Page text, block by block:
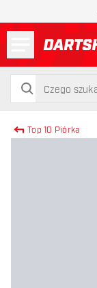
szukaj
szukaj
Top 10 Piórka